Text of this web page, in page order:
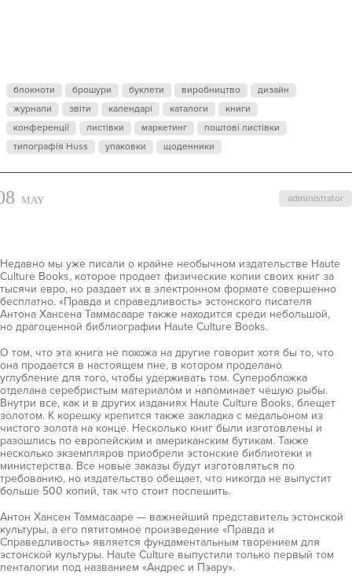
блокноти брошури буклети виробництво
дизайн
журнали
звіти календарі каталоги
книги
конференції
листівки маркетинг
поштові листівки
типографія Huss
упаковки щоденники
administrator
MAY
Недавно мы уже писали о крайне необычном издательстве Haute
Culture Books, которое продает физические копии своих книг за
тысячи евро, но раздает их в электронном формате совершенно
бесплатно. «Правда и справедливость» эстонского писателя
Антона Хансена Таммасааре также находится среди небольшой,
но драгоценной библиографии Haute Culture Books.
О том, что эта книга не похожа на другие говорит хотя бы то, что
она продается в настоящем пне, в котором проделано
углубление для того, чтобы удерживать том. Суперобложка
отделана серебристым материалом и напоминает чешую рыбы.
Внутри все, как и в других изданиях Haute Culture Books, блещет
золотом. К корешку крепится также закладка с медальоном из
чистого золота на конце. Несколько книг были изготовлены и
разошлись по европейским и американским бутикам. Также
несколько экземпляров приобрели эстонские библиотеки и
министерства. Все новые заказы будут изготовляться по
требованию, но издательство обещает, что никогда не выпустит
больше 500 копий, так что стоит поспешить.
Антон Хансен Таммасааре — важнейший представитель эстонской
культуры, а его пятитомное произведение «Правда и
Справедливость» является фундаментальным творением для
эстонской культуры. Haute Culture выпустили только первый том
пенталогии под названием «Андрес и Пэару».